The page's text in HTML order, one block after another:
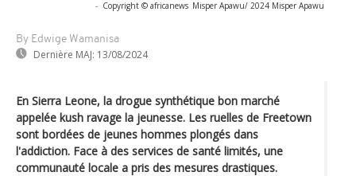
- Copyright © africanews Misper Apawu/ 2024 Misper Apawu
By Edwige Wamanisa
Dernière MAJ: 13/08/2024
En Sierra Leone, la drogue synthétique bon marché
appelée kush ravage la jeunesse. Les ruelles de Freetown
sont bordées de jeunes hommes plongés dans
l'addiction. Face à des services de santé limités, une
communauté locale a pris des mesures drastiques.